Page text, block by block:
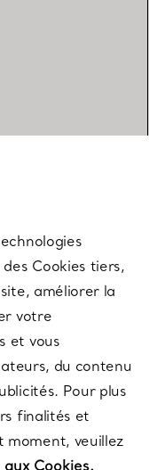
Cookies tiers,
améliorer la
votre
et vous
du contenu
Pour plus
finalités et
moment, veuillez
Cookies.